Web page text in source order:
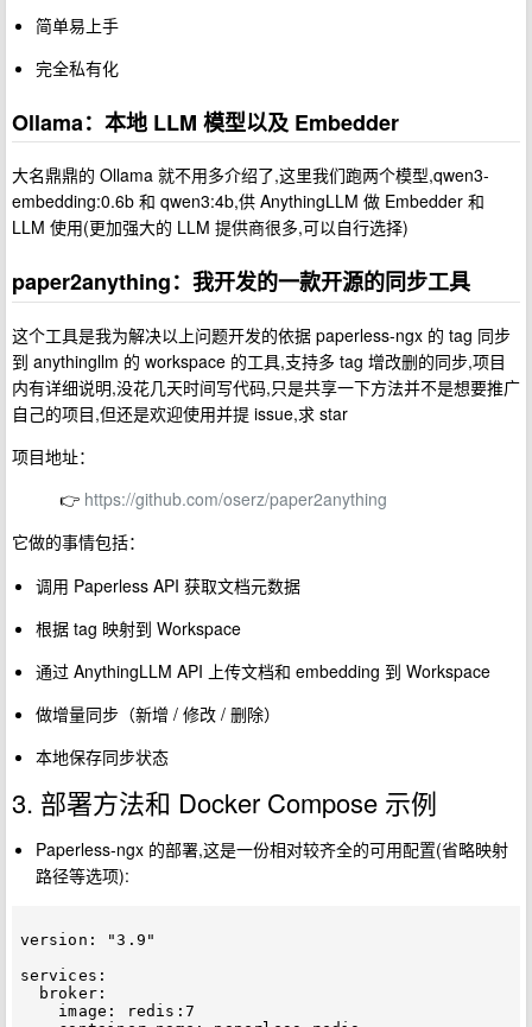
简单易上手
完全私有化
Ollama：本地 LLM 模型以及 Embedder
大名鼎鼎的 Ollama 就不用多介绍了,这里我们跑两个模型,qwen3-
embedding:0.6b 和 qwen3:4b,供 AnythingLLM 做 Embedder 和
LLM 使用(更加强大的 LLM 提供商很多,可以自行选择)
paper2anything：我开发的一款开源的同步工具
这个工具是我为解决以上问题开发的依据 paperless-ngx 的 tag 同步
到 anythingllm 的 workspace 的工具,支持多 tag 增改删的同步,项目
内有详细说明,没花几天时间写代码,只是共享一下方法并不是想要推广
自己的项目,但还是欢迎使用并提 issue,求 star
项目地址：
👉 https://github.com/oserz/paper2anything
它做的事情包括：
调用 Paperless API 获取文档元数据
根据 tag 映射到 Workspace
通过 AnythingLLM API 上传文档和 embedding 到 Workspace
做增量同步（新增 / 修改 / 删除）
本地保存同步状态
3. 部署方法和 Docker Compose 示例
Paperless-ngx 的部署,这是一份相对较齐全的可用配置(省略映射
路径等选项):
version: "3.9"
services: